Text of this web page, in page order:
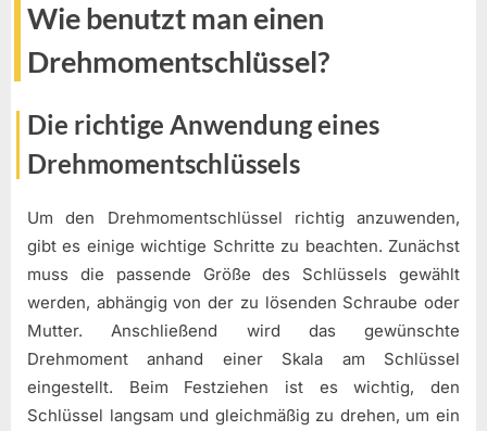
Wie benutzt man einen
Drehmomentschlüssel?
Die richtige Anwendung eines
Drehmomentschlüssels
Um den Drehmomentschlüssel richtig anzuwenden,
gibt es einige wichtige Schritte zu beachten. Zunächst
muss die passende Größe des Schlüssels gewählt
werden, abhängig von der zu lösenden Schraube oder
Mutter. Anschließend wird das gewünschte
Drehmoment anhand einer Skala am Schlüssel
eingestellt. Beim Festziehen ist es wichtig, den
Schlüssel langsam und gleichmäßig zu drehen, um ein